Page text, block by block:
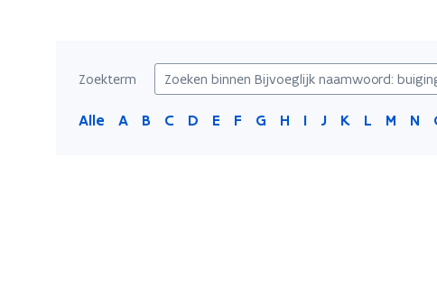
naamwoord:
Zoekterm
Alle A B C D E F G H I J K L M N